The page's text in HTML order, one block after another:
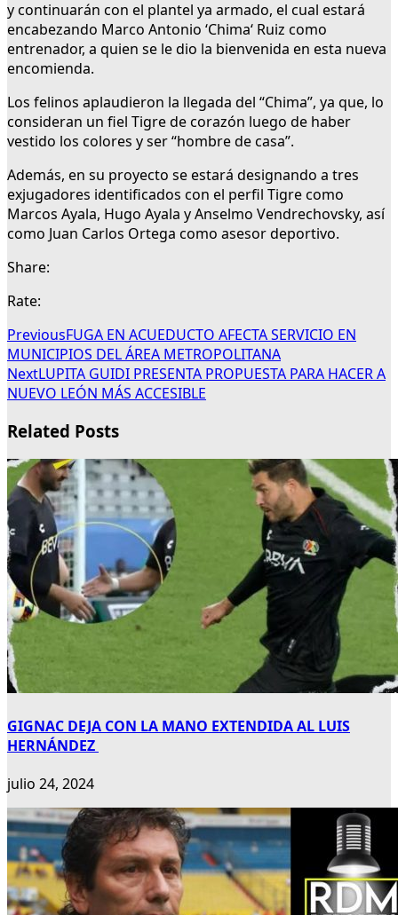
y continuarán con el plantel ya armado, el cual estará
encabezando Marco Antonio ‘Chima‘ Ruiz como
entrenador, a quien se le dio la bienvenida en esta nueva
encomienda.
Los felinos aplaudieron la llegada del “Chima”, ya que, lo
consideran un fiel Tigre de corazón luego de haber
vestido los colores y ser “hombre de casa”.
Además, en su proyecto se estará designando a tres
exjugadores identificados con el perfil Tigre como
Marcos Ayala, Hugo Ayala y Anselmo Vendrechovsky, así
como Juan Carlos Ortega como asesor deportivo.
Share:
Rate:
PreviousFUGA EN ACUEDUCTO AFECTA SERVICIO EN
MUNICIPIOS DEL ÁREA METROPOLITANA
NextLUPITA GUIDI PRESENTA PROPUESTA PARA HACER A
NUEVO LEÓN MÁS ACCESIBLE
Related Posts
GIGNAC DEJA CON LA MANO EXTENDIDA AL LUIS
HERNÁNDEZ
julio 24, 2024